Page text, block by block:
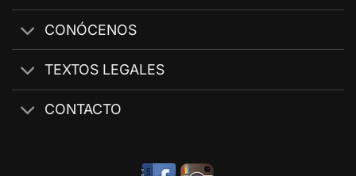
CONÓCENOS
TEXTOS LEGALES
CONTACTO